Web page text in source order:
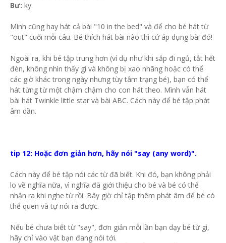
Bư: ky.
Mình cũng hay hát cả bài "10 in the bed" và để cho bé hát từ
"out" cuối mỗi câu. Bé thích hát bài nào thì cứ áp dụng bài đó!
Ngoài ra, khi bé tập trung hơn (ví dụ như khi sắp đi ngủ, tắt hết
đèn, không nhìn thấy gì và không bị xao nhãng hoặc có thể
các giờ khác trong ngày nhưng tùy tâm trạng bé), bạn có thể
hát từng từ một chậm chậm cho con hát theo. Mình vẫn hát
bài hát Twinkle little star và bài ABC. Cách này để bé tập phát
âm dần.
tip 12: Hoặc đơn giản hơn, hãy nói "say (any word)".
Cách này để bé tập nói các từ đã biết. Khi đó, bạn không phải
lo về nghĩa nữa, vì nghĩa đã giới thiệu cho bé và bé có thể
nhận ra khi nghe từ rồi. Bây giờ chỉ tập thêm phát âm để bé có
thể quen và tự nói ra được.
Nếu bé chưa biết từ "say", đơn giản mỗi lần bạn dạy bé từ gì,
hãy chỉ vào vật bạn đang nói tới.